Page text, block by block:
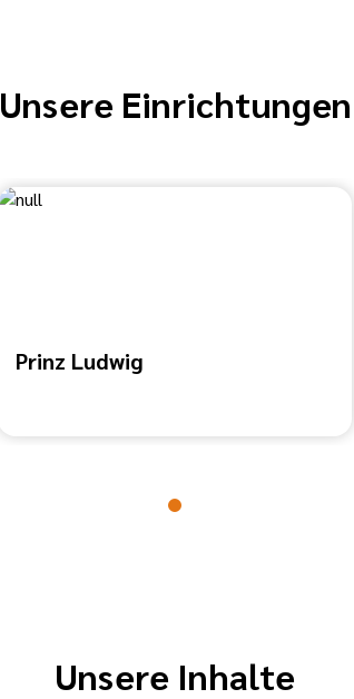
Unsere Einrichtungen
Prinz Ludwig
Unsere Inhalte